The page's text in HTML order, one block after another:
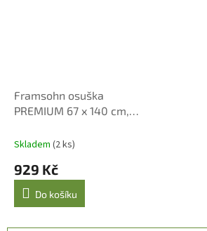
Framsohn osuška
PREMIUM 67 x 140 cm,
Skladem (2 ks)
929 Kč
Do košíku